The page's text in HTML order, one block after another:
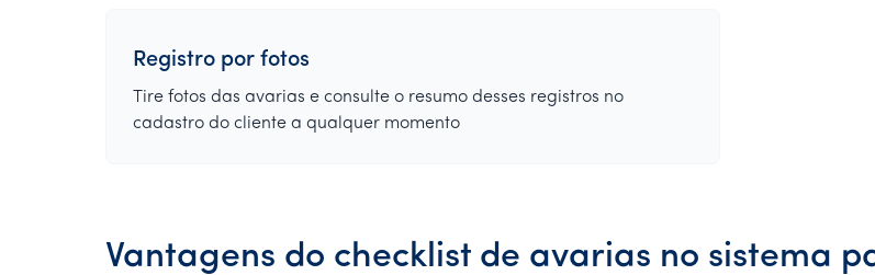
Registro por fotos
Tire fotos das avarias e consulte o resumo desses registros no
cadastro do cliente a qualquer momento
Vantagens do checklist de avarias no sistema